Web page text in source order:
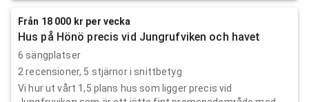
Från 18 000 kr per vecka
Hus på Hönö precis vid Jungrufviken och havet
6 sängplatser
2 recensioner, 5 stjärnor i snittbetyg
Vi hur ut vårt 1,5 plans hus som ligger precis vid